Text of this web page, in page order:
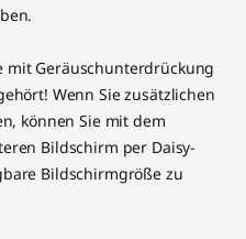
mit Geräuschunterdrückung
Wenn Sie zusätzlichen
können Sie mit dem
Bildschirm per Daisy-
Bildschirmgröße zu